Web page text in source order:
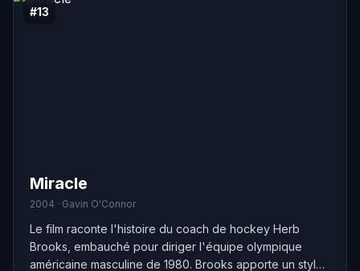
#13
Miracle
2004 · Gavin O'Connor
Le film raconte l'histoire du coach de hockey Herb
Brooks, embauché pour diriger l'équipe olympique
américaine masculine de 1980. Brooks apporte un style